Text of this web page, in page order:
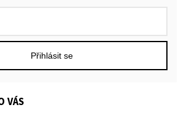
VÁS
Přihlásit se